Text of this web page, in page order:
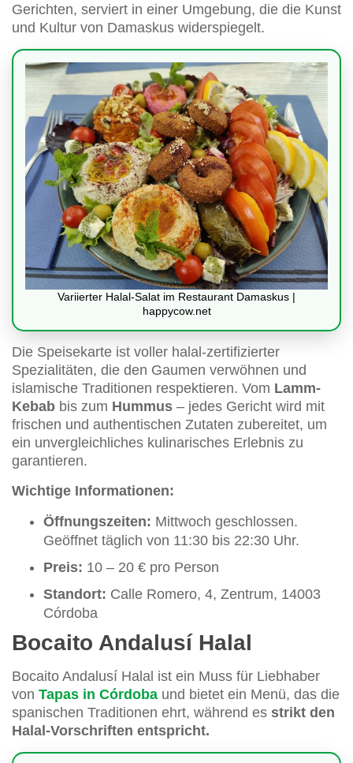
Gerichten, serviert in einer Umgebung, die die Kunst
und Kultur von Damaskus widerspiegelt.
Variierter Halal-Salat im Restaurant Damaskus |
happycow.net
Die Speisekarte ist voller halal-zertifizierter
Spezialitäten, die den Gaumen verwöhnen und
islamische Traditionen respektieren. Vom Lamm-
Kebab bis zum Hummus – jedes Gericht wird mit
frischen und authentischen Zutaten zubereitet, um
ein unvergleichliches kulinarisches Erlebnis zu
garantieren.
Wichtige Informationen:
Öffnungszeiten: Mittwoch geschlossen.
Geöffnet täglich von 11:30 bis 22:30 Uhr.
Preis: 10 – 20 € pro Person
Standort: Calle Romero, 4, Zentrum, 14003
Córdoba
Bocaito Andalusí Halal
Bocaito Andalusí Halal ist ein Muss für Liebhaber
von Tapas in Córdoba und bietet ein Menü, das die
spanischen Traditionen ehrt, während es strikt den
Halal-Vorschriften entspricht.